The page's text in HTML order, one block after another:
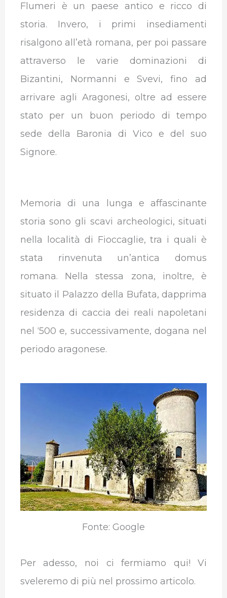
Flumeri è un paese antico e ricco di
storia. Invero, i primi insediamenti
risalgono all’età romana, per poi passare
attraverso le varie dominazioni di
Bizantini, Normanni e Svevi, fino ad
arrivare agli Aragonesi, oltre ad essere
stato per un buon periodo di tempo
sede della Baronia di Vico e del suo
Signore.
Memoria di una lunga e affascinante
storia sono gli scavi archeologici, situati
nella località di Fioccaglie, tra i quali è
stata rinvenuta un’antica domus
romana. Nella stessa zona, inoltre, è
situato il Palazzo della Bufata, dapprima
residenza di caccia dei reali napoletani
nel ‘500 e, successivamente, dogana nel
periodo aragonese.
Fonte: Google
Per adesso, noi ci fermiamo qui! Vi
sveleremo di più nel prossimo articolo.